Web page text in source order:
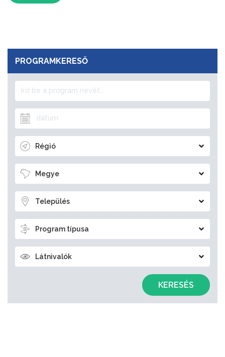
PROGRAMKERESŐ
Régió
Megye
Település
Program típusa
Látnivalók
KERESÉS